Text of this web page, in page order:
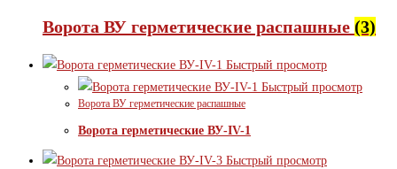
Ворота ВУ герметические распашные (3)
Быстрый просмотр
Быстрый просмотр
Ворота ВУ герметические распашные
Ворота герметические ВУ-IV-1
Быстрый просмотр